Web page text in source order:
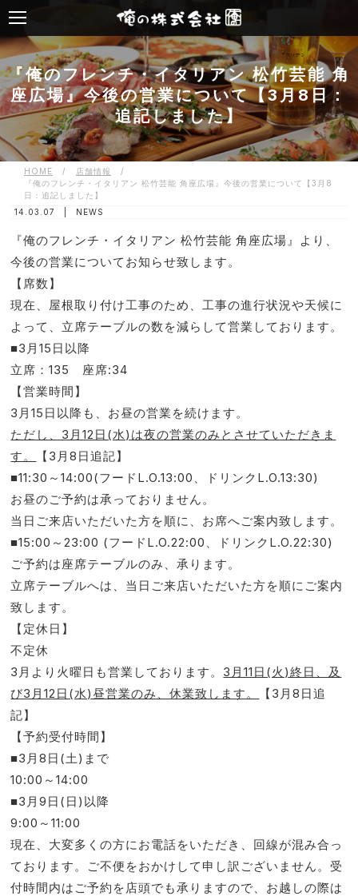
『俺のフレンチ・イタリアン 松竹芸能 角
座広場』今後の営業について【3月8日：
追記しました】
HOME / 店舗情報
/
『俺のフレンチ・イタリアン 松竹芸能 角座広場』今後の営業について【3月8
日：追記しました】
14.03.07 |
NEWS
『俺のフレンチ・イタリアン 松竹芸能 角座広場』より、
今後の営業についてお知らせ致します。
【席数】
現在、屋根取り付け工事のため、工事の進行状況や天候に
よって、立席テーブルの数を減らして営業しております。
■3月15日以降
立席：135 座席:34
【営業時間】
3月15日以降も、お昼の営業を続けます。
ただし、3月12日(水)は夜の営業のみとさせていただきま
す。
【3月8日追記】
■11:30～14:00(フードL.O.13:00、ドリンクL.O.13:30)
お昼のご予約は承っておりません。
当日ご来店いただいた方を順に、お席へご案内致します。
■15:00～23:00 (フードL.O.22:00、ドリンクL.O.22:30)
ご予約は座席テーブルのみ、承ります。
立席テーブルへは、当日ご来店いただいた方を順にご案内
致します。
【定休日】
不定休
3月より火曜日も営業しております。 3月11日(火)終日、及
び3月12日(水)昼営業のみ、休業致します。
【3月8日追
記】
【予約受付時間】
■3月8日(土)まで
10:00～14:00
■3月9日(日)以降
9:00～11:00
現在、大変多くの方にお電話をいただき、回線が混み合っ
ております。ご不便をおかけして申し訳ございません。受
付時間内はご予約を店頭でも承りますので、お越しの際は